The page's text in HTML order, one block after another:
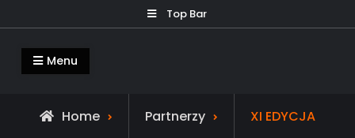
to
content
Top Bar
RYŚ – Nocny Rajd z Przygodami
Oficjalna Strona Nocnego Rajdu RYŚ
Menu
Home Partnerzy XI EDYCJA